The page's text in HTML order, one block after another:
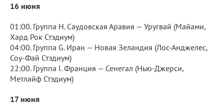
16 июня
01:00. Группа H. Саудовская Аравия — Уругвай (Майами,
Хард Рок Стэдиум)
04:00. Группа G. Иран — Новая Зеландия (Лос-Анджелес,
Соу-Фай Стэдиум)
22:00. Группа I. Франция — Сенегал (Нью-Джерси,
Метлайф Стэдиум)
17 июня